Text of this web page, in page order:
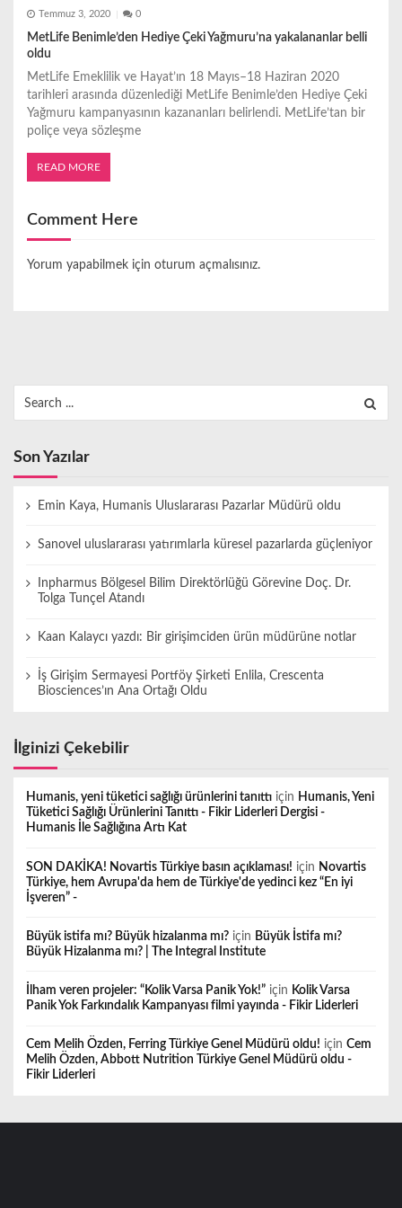
Temmuz 3, 2020 0
MetLife Benimle’den Hediye Çeki Yağmuru’na yakalananlar belli
oldu
MetLife Emeklilik ve Hayat’ın 18 Mayıs–18 Haziran 2020
tarihleri arasında düzenlediği MetLife Benimle’den Hediye Çeki
Yağmuru kampanyasının kazananları belirlendi. MetLife’tan bir
poliçe veya sözleşme
READ MORE
Comment Here
Yorum yapabilmek için oturum açmalısınız.
for:
Son Yazılar
Emin Kaya, Humanis Uluslararası Pazarlar Müdürü oldu
Sanovel uluslararası yatırımlarla küresel pazarlarda güçleniyor
Inpharmus Bölgesel Bilim Direktörlüğü Görevine Doç. Dr.
Tolga Tunçel Atandı
Kaan Kalaycı yazdı: Bir girişimciden ürün müdürüne notlar
İş Girişim Sermayesi Portföy Şirketi Enlila, Crescenta
Biosciences’ın Ana Ortağı Oldu
İlginizi Çekebilir
Humanis, yeni tüketici sağlığı ürünlerini tanıttı için Humanis, Yeni
Tüketici Sağlığı Ürünlerini Tanıttı - Fikir Liderleri Dergisi -
Humanis İle Sağlığına Artı Kat
SON DAKİKA! Novartis Türkiye basın açıklaması! için Novartis
Türkiye, hem Avrupa'da hem de Türkiye'de yedinci kez “En iyi
İşveren” -
Büyük istifa mı? Büyük hizalanma mı? için Büyük İstifa mı?
Büyük Hizalanma mı? | The Integral Institute
İlham veren projeler: “Kolik Varsa Panik Yok!” için Kolik Varsa
Panik Yok Farkındalık Kampanyası filmi yayında - Fikir Liderleri
Cem Melih Özden, Ferring Türkiye Genel Müdürü oldu! için Cem
Melih Özden, Abbott Nutrition Türkiye Genel Müdürü oldu -
Fikir Liderleri